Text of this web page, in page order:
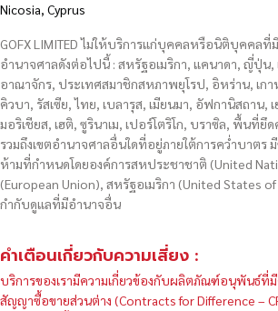
Nicosia, Cyprus
GOFX LIMITED ไม่ให้บริการแก่บุคคลหรือนิติบุคคล
อำนาจศาลดังต่อไปนี้ : สหรัฐอเมริกา, แคนาดา, ญี่ปุ่น,
อาณาจักร, ประเทศสมาชิกสหภาพยุโรป, อิหร่าน, เกา
คิวบา, รัสเซีย, ไทย, เบลารุส, เมียนมา, อัฟกานิสถาน,
มอริเชียส, เฮติ, ซูรินาเม, เปอร์โตริโก, บราซิล, พื้นที่ยึ
รวมถึงเขตอำนาจศาลอื่นใดที่อยู่ภายใต้การคว่ำบาตร
ห้ามที่กำหนดโดยองค์การสหประชาชาติ (United
(European Union), สหรัฐอเมริกา (United States
กำกับดูแลที่มีอำนาจอื่น
คำเตือนเกี่ยวกับความเสี่ยง :
บริการของเรามีความเกี่ยวข้องกับผลิตภัณฑ์อนุพันธ์ที่มี
สัญญาซื้อขายส่วนต่าง (Contracts for Difference –